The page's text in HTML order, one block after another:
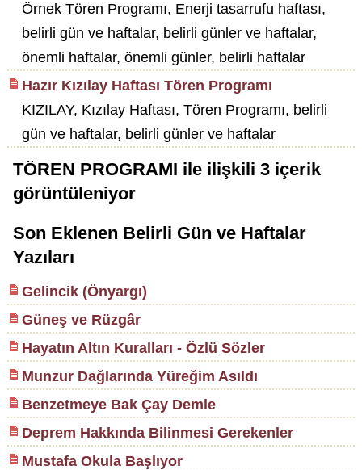
Örnek Tören Programı, Enerji tasarrufu haftası,
belirli gün ve haftalar, belirli günler ve haftalar,
önemli haftalar, önemli günler, belirli haftalar
Hazır Kızılay Haftası Tören Programı
KIZILAY, Kızılay Haftası, Tören Programı, belirli
gün ve haftalar, belirli günler ve haftalar
TÖREN PROGRAMI ile ilişkili 3içerik
görüntüleniyor
Son Eklenen Belirli Gün ve Haftalar
Yazıları
Gelincik (Önyargı)
Güneş ve Rüzgâr
Hayatın Altın Kuralları - Özlü Sözler
Munzur Dağlarında Yüreğim Asıldı
Benzetmeye Bak Çay Demle
Deprem Hakkında Bilinmesi Gerekenler
Mustafa Okula Başlıyor